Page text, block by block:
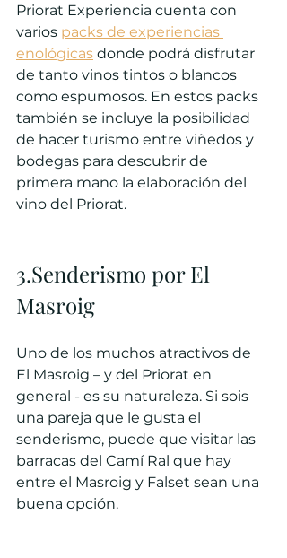
Priorat Experiencia cuenta con
varios packs de experiencias
enológicas donde podrá disfrutar
de tanto vinos tintos o blancos
como espumosos. En estos packs
también se incluye la posibilidad
de hacer turismo entre viñedos y
bodegas para descubrir de
primera mano la elaboración del
vino del Priorat.
3.Senderismo por El
Masroig
Uno de los muchos atractivos de
El Masroig – y del Priorat en
general - es su naturaleza. Si sois
una pareja que le gusta el
senderismo, puede que visitar las
barracas del Camí Ral que hay
entre el Masroig y Falset sean una
buena opción.